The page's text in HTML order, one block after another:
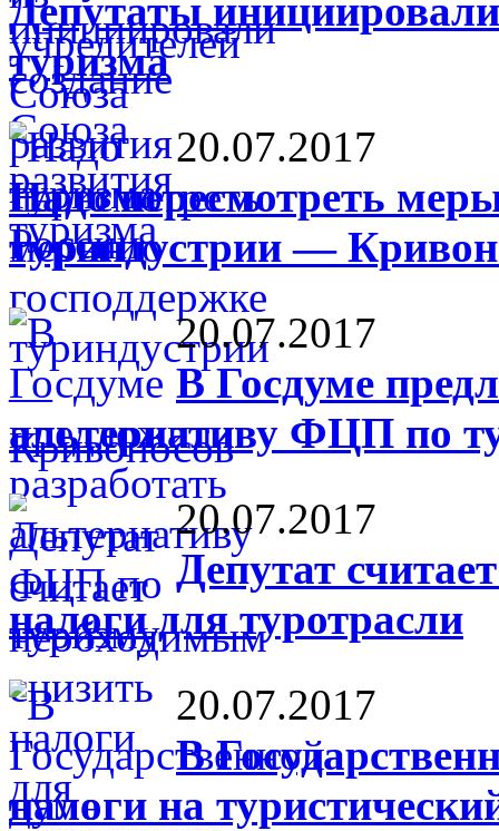
Депутаты
туризма
20.07.2017
Надо пересмотреть
туриндустрии —
20.07.2017
В Госдуме
альтернативу ФЦП по
20.07.2017
Депутат
налоги для туротрасли
20.07.2017
В
налоги на